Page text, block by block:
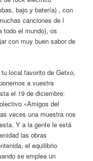
bajo y batería) , con
canciones de l
todo el mundo), os
con muy buen sabor de
local favorito de Getxo,
a vuestra
el 19 de diciembre:
«Amigos del
veces una muestra nos
Y a la gente le está
las obras
el equilibrio
se emplea un